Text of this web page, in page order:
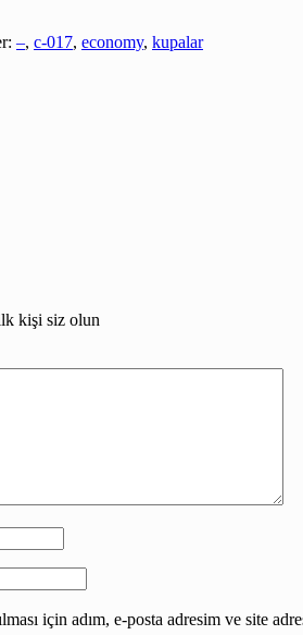
–, c-017, economy, kupalar
kişi siz olun
için adım, e-posta adresim ve site